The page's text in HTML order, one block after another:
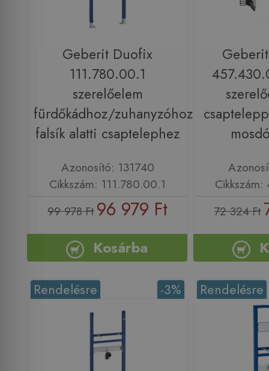
Geberit Duofix
111.780.00.1
szerelőelem
fürdőkádhoz/zuhanyzóhoz
falsík alatti csaptelephez
Azonosító: 131740
Cikkszám: 111.780.00.1
99 978 Ft 96 979 Ft
Kosárba
72 324 Ft
-3%
Rendelésre Rendelésre